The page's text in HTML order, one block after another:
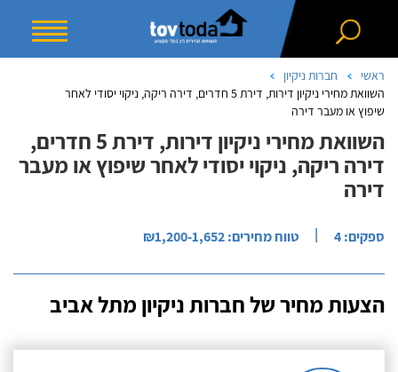
ראשי
חברות ניקיון
השוואת מחירי ניקיון דירות, דירת 5 חדרים, דירה ריקה, ניקוי יסודי לאחר
שיפוץ או מעבר דירה
השוואת מחירי ניקיון דירות, דירת 5 חדרים,
דירה ריקה, ניקוי יסודי לאחר שיפוץ או מעבר
דירה
ספקים: 4 | טווח מחירים: ₪1,200-1,652
הצעות מחיר של חברות ניקיון מתל אביב